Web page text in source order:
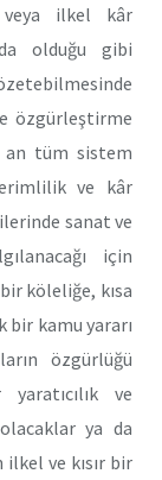
veya ilkel kâr
olduğu gibi
özgürleştirme
an tüm sistem
ve kâr
sanat ve
için
köleliğe, kısa
bir kamu yararı
özgürlüğü
yaratıcılık ve
ya da
ve kısır bir